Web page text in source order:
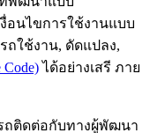
อนไขการใช้งานแบบ
ถใช้งาน, ดัดแปลง,
ได้อย่างเสรี ภาย
ถติดต่อกับทางผู้พัฒนา